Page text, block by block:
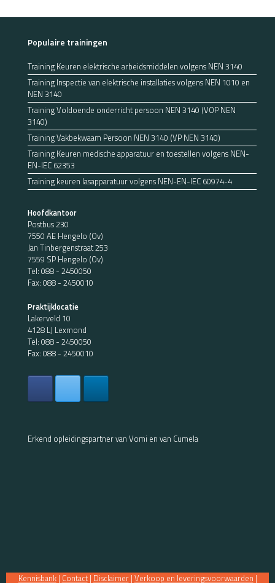
Populaire trainingen
Training Keuren elektrische arbeidsmiddelen volgens NEN 3140
Training Inspectie van elektrische installaties volgens NEN 1010 en
NEN 3140
Training Voldoende onderricht persoon NEN 3140 (VOP NEN
3140)
Training Vakbekwaam Persoon NEN 3140 (VP NEN 3140)
Training Keuren medische apparatuur en toestellen volgens NEN-
EN-IEC 62353
Training keuren lasapparatuur volgens NEN-EN-IEC 60974-4
Hoofdkantoor
Postbus 230
7550 AE Hengelo (Ov)
Jan Tinbergenstraat 253
7559 SP Hengelo (Ov)
Tel: 088 - 2450050
Fax: 088 - 2450010
Praktijklocatie
Lakerveld 10
4128 LJ Lexmond
Tel: 088 - 2450050
Fax: 088 - 2450010
Erkend opleidingspartner van Vomi en van Cumela
Kennisbank| Contact| Disclaimer| Verkoop en leveringsvoorwaarden |